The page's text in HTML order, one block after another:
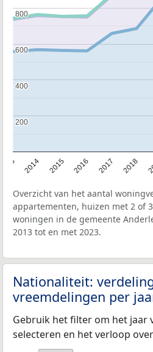
2014 2015 2016 2017 2018
200
200
400
400
600
600
800
800
Overzicht van het aantal
appartementen, huizen met 2 of
woningen in de gemeente
2013 tot en met 2023.
Nationaliteit:
vreemdelingen per
Gebruik het filter om het jaar
selecteren en het verloop